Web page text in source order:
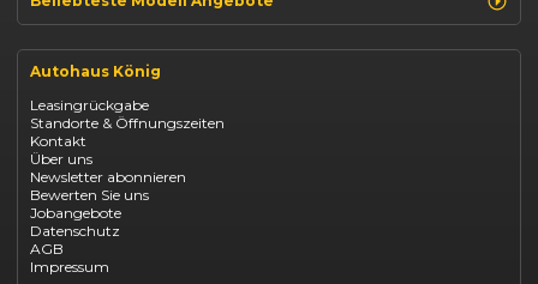
Renault Arkana Leasing
Renault Captur Leasing
Opel Astra leasen
Opel Mokka kaufen
Opel Grandland finanzieren
Opel Vivaro Gewerbeleasing
Fiat 500 finanzieren
Fiat Panda leasen
Dacia Duster finanzieren
Dacia Sandero kaufen
Dacia Jogger leasen
Jeep Compass leasen
Autohaus König
Leasingrückgabe
Standorte & Öffnungszeiten
Kontakt
Über uns
Newsletter abonnieren
Bewerten Sie uns
Jobangebote
Datenschutz
AGB
Impressum